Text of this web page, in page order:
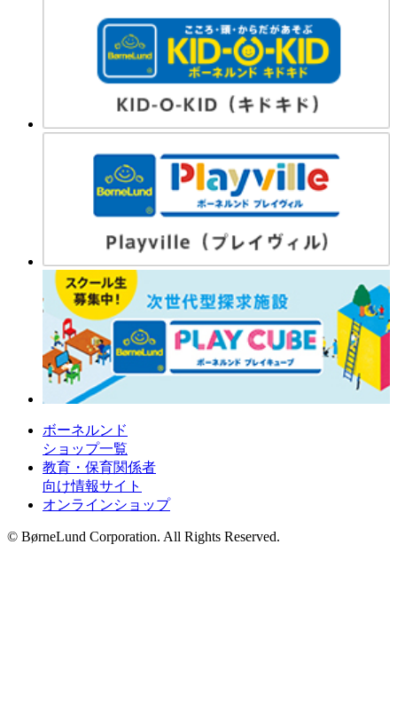
ボーネルンド
ショップ一覧
教育・保育関係者
向け情報サイト
オンラインショップ
© BørneLund Corporation. All Rights Reserved.